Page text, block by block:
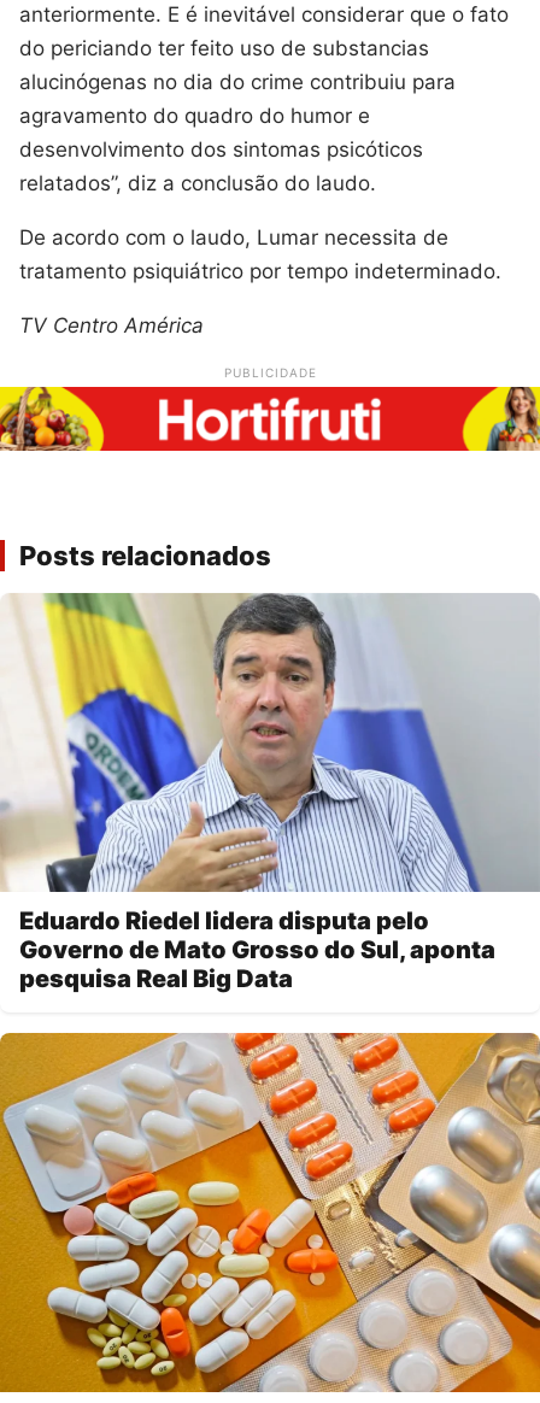
anteriormente. E é inevitável considerar que o fato
do periciando ter feito uso de substancias
alucinógenas no dia do crime contribuiu para
agravamento do quadro do humor e
desenvolvimento dos sintomas psicóticos
relatados”, diz a conclusão do laudo.
De acordo com o laudo, Lumar necessita de
tratamento psiquiátrico por tempo indeterminado.
TV Centro América
PUBLICIDADE
Posts relacionados
Eduardo Riedel lidera disputa pelo
Governo de Mato Grosso do Sul, aponta
pesquisa Real Big Data